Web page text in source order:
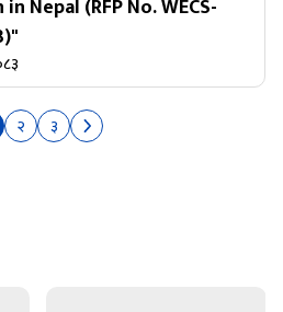
Nepal (RFP No. WECS-
२ ३